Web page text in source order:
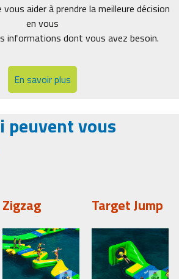
aider à prendre la meilleure décision
en vous
informations dont vous avez besoin.
En savoir plus
peuvent vous
Zigzag Target Jump